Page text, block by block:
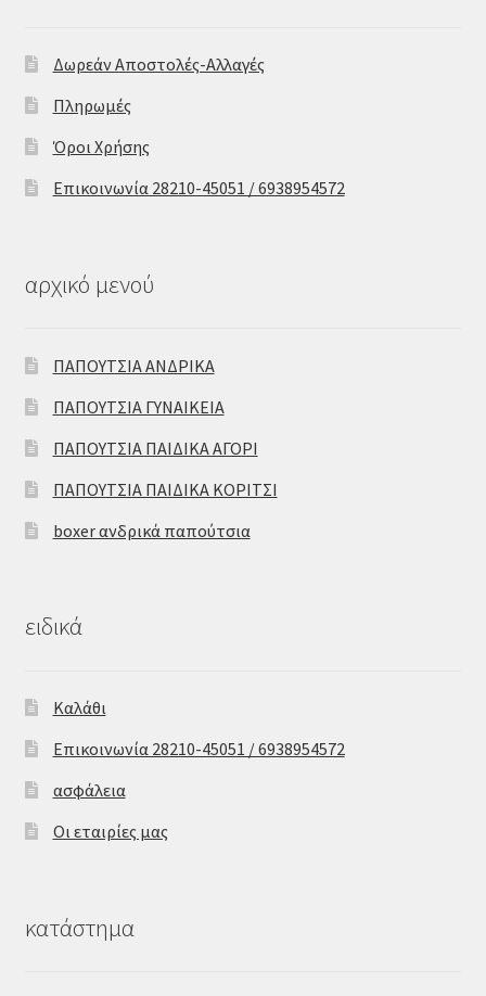
γή
Δωρεάν Αποστολές-Αλλαγές
Πληρωμές
Όροι Χρήσης
Επικοινωνία 28210-45051 / 6938954572
αρχικό μενού
ΠΑΠΟΥΤΣΙΑ ΑΝΔΡΙΚΑ
ΠΑΠΟΥΤΣΙΑ ΓΥΝΑΙΚΕΙΑ
ΠΑΠΟΥΤΣΙΑ ΠΑΙΔΙΚΑ ΑΓΟΡΙ
ΠΑΠΟΥΤΣΙΑ ΠΑΙΔΙΚΑ ΚΟΡΙΤΣΙ
boxer ανδρικά παπούτσια
ειδικά
Καλάθι
Επικοινωνία 28210-45051 / 6938954572
ασφάλεια
Οι εταιρίες μας
κατάστημα